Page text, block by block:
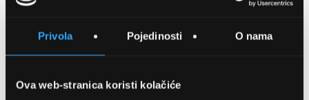
Privola Pojedinosti O nama
Ova web-stranica koristi kolačiće
Detalji